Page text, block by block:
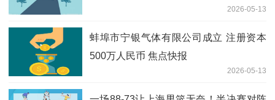
2026-05-13
蚌埠市宁银气体有限公司成立 注册资本
500万人民币 焦点快报
2026-05-13